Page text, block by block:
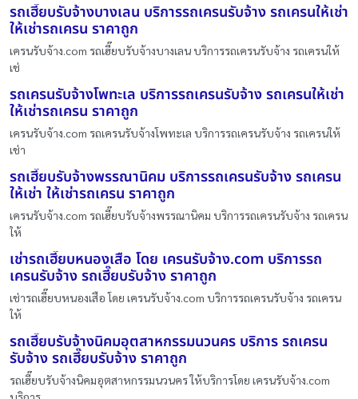
รถเฮี๊ยบรับจ้างบางเลน บริการรถเครนรับจ้าง รถเครนให้เช่า
ให้เช่ารถเครน ราคาถูก
เครนรับจ้าง.com รถเฮี๊ยบรับจ้างบางเลน บริการรถเครนรับจ้าง รถเครนให้
เช่
รถเครนรับจ้างโพทะเล บริการรถเครนรับจ้าง รถเครนให้เช่า
ให้เช่ารถเครน ราคาถูก
เครนรับจ้าง.com รถเครนรับจ้างโพทะเล บริการรถเครนรับจ้าง รถเครนให้
เช่า
รถเฮี๊ยบรับจ้างพรรณานิคม บริการรถเครนรับจ้าง รถเครน
ให้เช่า ให้เช่ารถเครน ราคาถูก
เครนรับจ้าง.com รถเฮี๊ยบรับจ้างพรรณานิคม บริการรถเครนรับจ้าง รถเครน
ให้
เช่ารถเฮี๊ยบหนองเสือ โดย เครนรับจ้าง.com บริการรถ
เครนรับจ้าง รถเฮี๊ยบรับจ้าง ราคาถูก
เช่ารถเฮี๊ยบหนองเสือ โดย เครนรับจ้าง.com บริการรถเครนรับจ้าง รถเครน
ให้
รถเฮี๊ยบรับจ้างนิคมอุตสาหกรรมนวนคร บริการ รถเครน
รับจ้าง รถเฮี๊ยบรับจ้าง ราคาถูก
รถเฮี๊ยบรับจ้างนิคมอุตสาหกรรมนวนคร ให้บริการโดย เครนรับจ้าง.com